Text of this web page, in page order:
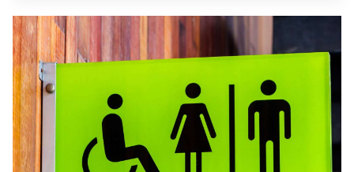
gezondheid. Er was echter nood aan een
herziening om de voedingsdriehoek meer
hedendaags te maken. Zo ontstond in 2021 de
nieuwe voedingsdriehoek, die naast gezondheid
volledig in het teken staat van
milieuverantwoorde voeding. Eten moet niet
alleen gezond zijn voor jezelf, maar ook goed
voor onze planeet. Die twee zaken gaan namelijk
hand in hand.